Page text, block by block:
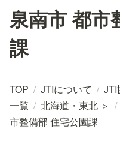
泉南市 都市
課
TOP / JTIについて / JTI
一覧 / 北海道・東北 ＞ /
市整備部 住宅公園課